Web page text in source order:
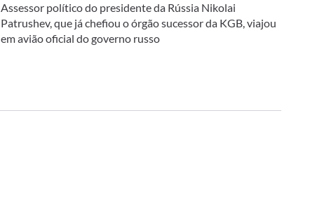
Assessor político do presidente da Rússia Nikolai
Patrushev, que já chefiou o órgão sucessor da KGB, viajou
em avião oficial do governo russo